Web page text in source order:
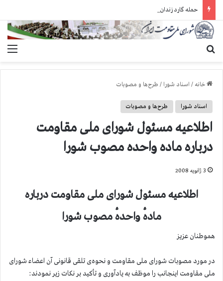
خانه / اسناد شورا / طرح‌ها و مصوبات
اسناد شورا طرح‌ها و مصوبات
اطلاعیه مسئول شورای ملی مقاومت
درباره ماده واحده مصوب شورا
3 ژانویه 2008
اطلاعيه مسئول شورای ملی مقاومت درباره
مادهٔ واحدهٔ مصوب شورا
هموطنان عزيز
در مورد مصوبات شورای ملی مقاومت و نحوه‌ی تلقی قانونی آن اعضاء شورای
ملی مقاومت اینجانب را موظف به یادآوری و تأكید بر نكات زیر نمودند: